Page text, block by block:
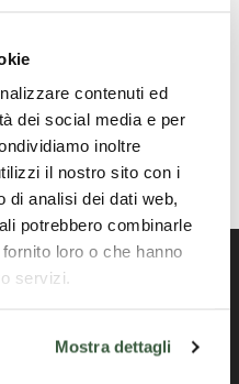
contenuti ed
dei social media e per
inoltre
il nostro sito con i
di analisi dei dati web,
potrebbero combinarle
loro o che hanno
servizi.
Mostra dettagli
Region Umbrien